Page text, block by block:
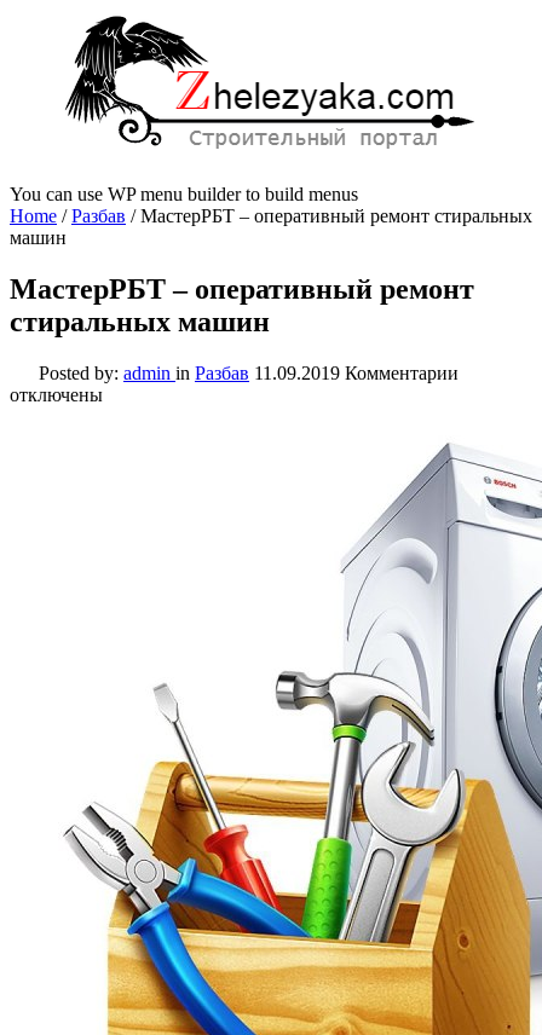
You can use WP menu builder to build menus
Home /Разбав /МастерРБТ – оперативный ремонт стиральных
машин
МастерРБТ – оперативный ремонт
стиральных машин
Posted by: admin in Разбав 11.09.2019 Комментарии
ремонт
машин
отключены